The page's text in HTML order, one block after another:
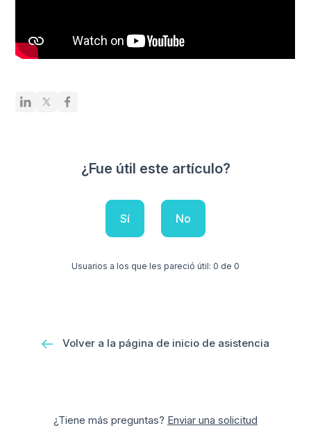
¿Fue útil este artículo?
Sí No
Usuarios a los que les pareció útil: 0 de 0
Volver a la página de inicio de asistencia
¿Tiene más preguntas? Enviar una solicitud